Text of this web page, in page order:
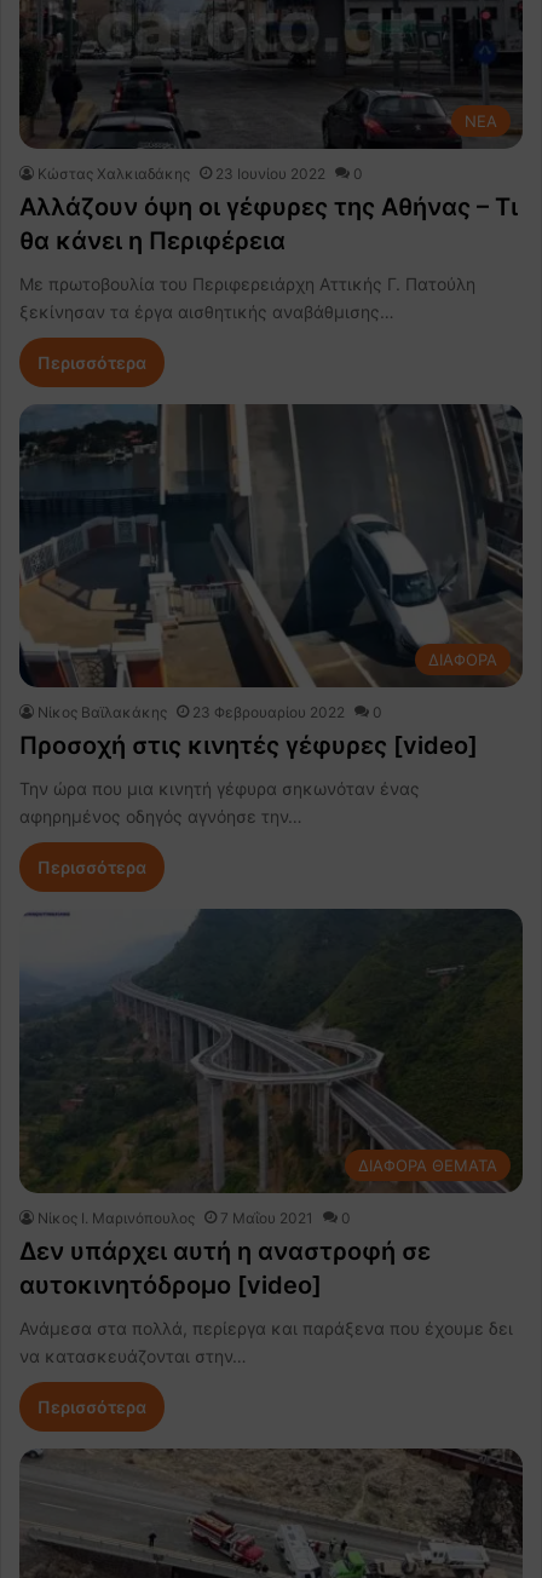
NEA
Κώστας Χαλκιαδάκης 23 Ιουνίου 2022 0
Αλλάζουν όψη οι γέφυρες της Αθήνας – Τι
θα κάνει η Περιφέρεια
Με πρωτοβουλία του Περιφερειάρχη Αττικής Γ. Πατούλη
ξεκίνησαν τα έργα αισθητικής αναβάθμισης…
Περισσότερα
ΔΙΑΦΟΡΑ
Νίκος Βαϊλακάκης 23 Φεβρουαρίου 2022 0
Προσοχή στις κινητές γέφυρες [video]
Την ώρα που μια κινητή γέφυρα σηκωνόταν ένας
αφηρημένος οδηγός αγνόησε την…
Περισσότερα
ΔΙΑΦΟΡΑ ΘΕΜΑΤΑ
Nίκος Ι. Mαρινόπουλος 7 Μαΐου 2021 0
Δεν υπάρχει αυτή η αναστροφή σε
αυτοκινητόδρομο [video]
Ανάμεσα στα πολλά, περίεργα και παράξενα που έχουμε δει
να κατασκευάζονται στην…
Περισσότερα